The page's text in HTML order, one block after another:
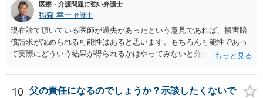
医療・介護問題に強い弁護士
稲森 幸一 弁護士
現在診て頂いている医師が過失があったという意見であれば、損害賠
償請求が認められる可能性はあると思います。もちろん可能性であっ
て実際にどういう結果が得られるかはやってみないと分かりません
療費や精神的苦痛を受けた分の慰謝料や仕事に影響があれば休業損害
などが考えられます。 頑張ってください。
10
父の責任になるのでしょうか？示談したくないで